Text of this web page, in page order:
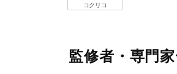
コクリコ
監修者・専門